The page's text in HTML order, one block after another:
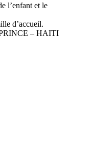
l’enfant et le
d’accueil.
– HAITI